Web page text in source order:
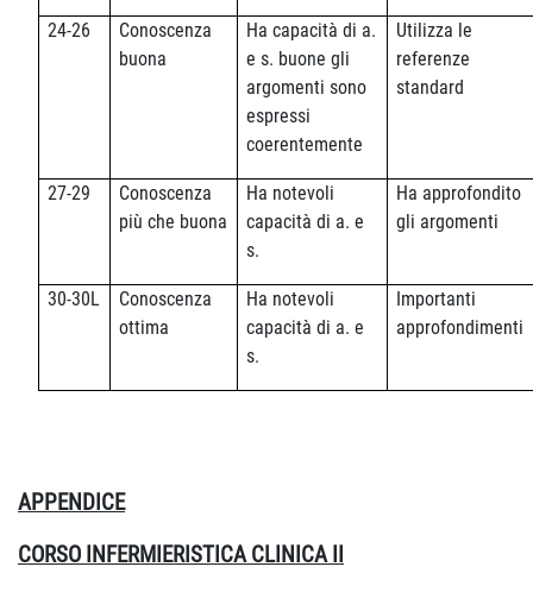
24-26
Conoscenza
buona
Ha capacità di a.
e s. buone gli
argomenti sono
espressi
coerentemente
Utilizza le
referenze
standard
27-29
Conoscenza
più che buona
Ha notevoli
capacità di a. e
s.
Ha approfondito
gli argomenti
30-30L
Conoscenza
ottima
Ha notevoli
capacità di a. e
s.
Importanti
approfondimenti
APPENDICE
CORSO INFERMIERISTICA CLINICA II